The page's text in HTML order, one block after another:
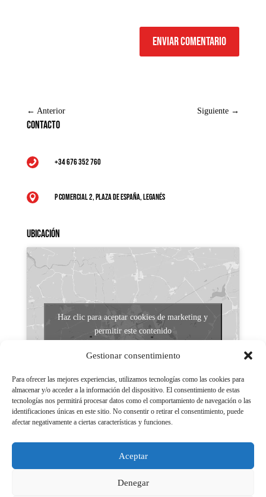
Gestionar consentimiento
Para ofrecer las mejores experiencias, utilizamos tecnologías como las cookies para
almacenar y/o acceder a la información del dispositivo. El consentimiento de estas
tecnologías nos permitirá procesar datos como el comportamiento de navegación o las
identificaciones únicas en este sitio. No consentir o retirar el consentimiento, puede
afectar negativamente a ciertas características y funciones.
Aceptar
Denegar
Enviar comentario
← Anterior Siguiente →
Contacto
 +34 676 352 760
 P Comercial 2, Plaza de España, Leganés
Ubicación
Haz clic para aceptar cookies de marketing y
permitir este contenido
Aviso legal